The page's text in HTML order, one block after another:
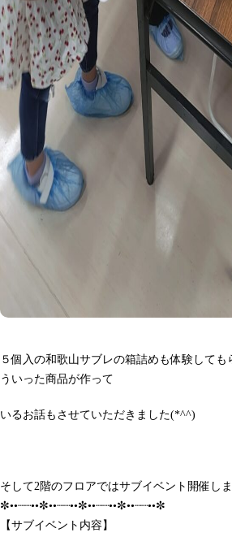
５個入の和歌山サブレの箱詰めも体験しても
ういった商品が作って
いるお話もさせていただきました(*^^)
そして2階のフロアではサブイベント開催し
✼••┈┈••✼••┈┈••✼••┈┈••✼••┈┈••✼
【サブイベント内容】